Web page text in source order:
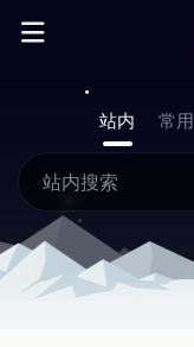
站内 常用